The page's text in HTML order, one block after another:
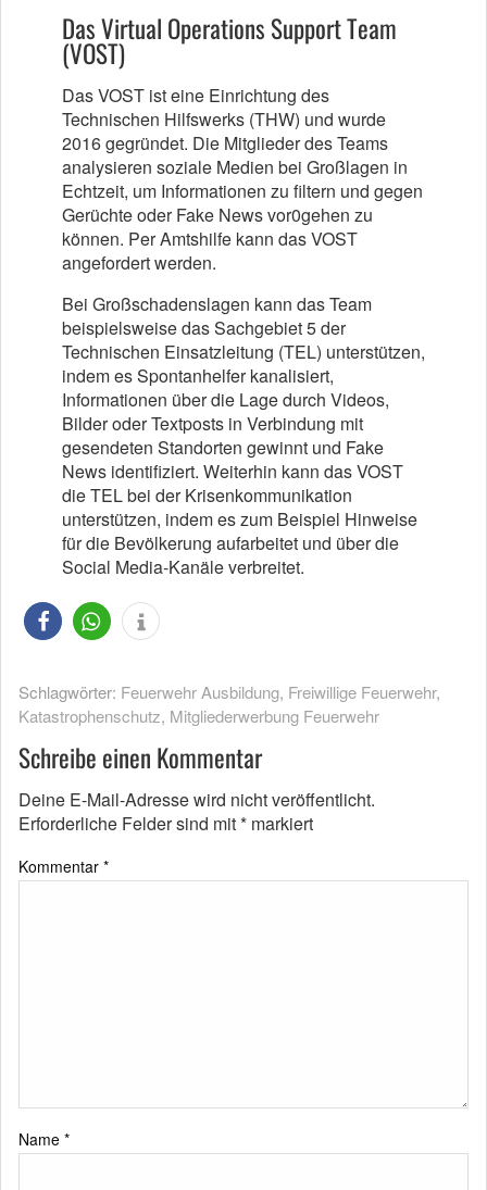
Das Virtual Operations Support Team
(VOST)
Das VOST ist eine Einrichtung des
Technischen Hilfswerks (THW) und wurde
2016 gegründet. Die Mitglieder des Teams
analysieren soziale Medien bei Großlagen in
Echtzeit, um Informationen zu filtern und gegen
Gerüchte oder Fake News vor0gehen zu
können. Per Amtshilfe kann das VOST
angefordert werden.
Bei Großschadenslagen kann das Team
beispielsweise das Sachgebiet 5 der
Technischen Einsatzleitung (TEL) unterstützen,
indem es Spontanhelfer kanalisiert,
Informationen über die Lage durch Videos,
Bilder oder Textposts in Verbindung mit
gesendeten Standorten gewinnt und Fake
News identifiziert. Weiterhin kann das VOST
die TEL bei der Krisenkommunikation
unterstützen, indem es zum Beispiel Hinweise
für die Bevölkerung aufarbeitet und über die
Social Media-Kanäle verbreitet.
Schlagwörter: Feuerwehr Ausbildung, Freiwillige Feuerwehr,
Katastrophenschutz, Mitgliederwerbung Feuerwehr
Schreibe einen Kommentar
Deine E-Mail-Adresse wird nicht veröffentlicht.
Erforderliche Felder sind mit* markiert
Kommentar *
Name *